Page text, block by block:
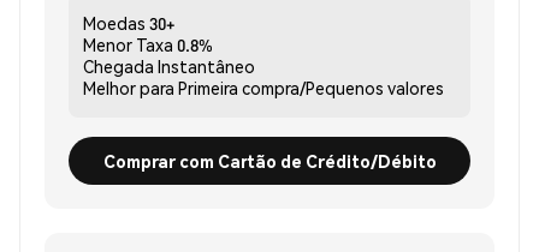
Moedas 30+
Menor Taxa 0.8%
Chegada Instantâneo
Melhor para Primeira compra/Pequenos valores
Comprar com Cartão de Crédito/Débito